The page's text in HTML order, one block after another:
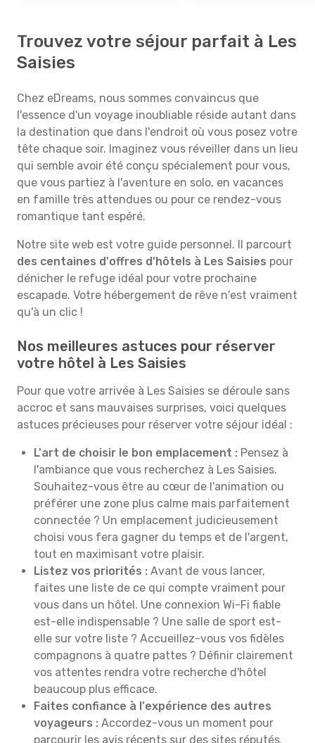
Trouvez votre séjour parfait à Les
Saisies
Chez eDreams, nous sommes convaincus que
l'essence d'un voyage inoubliable réside autant dans
la destination que dans l'endroit où vous posez votre
tête chaque soir. Imaginez vous réveiller dans un lieu
qui semble avoir été conçu spécialement pour vous,
que vous partiez à l'aventure en solo, en vacances
en famille très attendues ou pour ce rendez-vous
romantique tant espéré.
Notre site web est votre guide personnel. Il parcourt
des centaines d'offres d'hôtels à Les Saisies pour
dénicher le refuge idéal pour votre prochaine
escapade. Votre hébergement de rêve n'est vraiment
qu'à un clic !
Nos meilleures astuces pour réserver
votre hôtel à Les Saisies
Pour que votre arrivée à Les Saisies se déroule sans
accroc et sans mauvaises surprises, voici quelques
astuces précieuses pour réserver votre séjour idéal :
L'art de choisir le bon emplacement : Pensez à
l'ambiance que vous recherchez à Les Saisies.
Souhaitez-vous être au cœur de l'animation ou
préférer une zone plus calme mais parfaitement
connectée ? Un emplacement judicieusement
choisi vous fera gagner du temps et de l'argent,
tout en maximisant votre plaisir.
Listez vos priorités : Avant de vous lancer,
faites une liste de ce qui compte vraiment pour
vous dans un hôtel. Une connexion Wi-Fi fiable
est-elle indispensable ? Une salle de sport est-
elle sur votre liste ? Accueillez-vous vos fidèles
compagnons à quatre pattes ? Définir clairement
vos attentes rendra votre recherche d'hôtel
beaucoup plus efficace.
Faites confiance à l'expérience des autres
voyageurs : Accordez-vous un moment pour
parcourir les avis récents sur des sites réputés.